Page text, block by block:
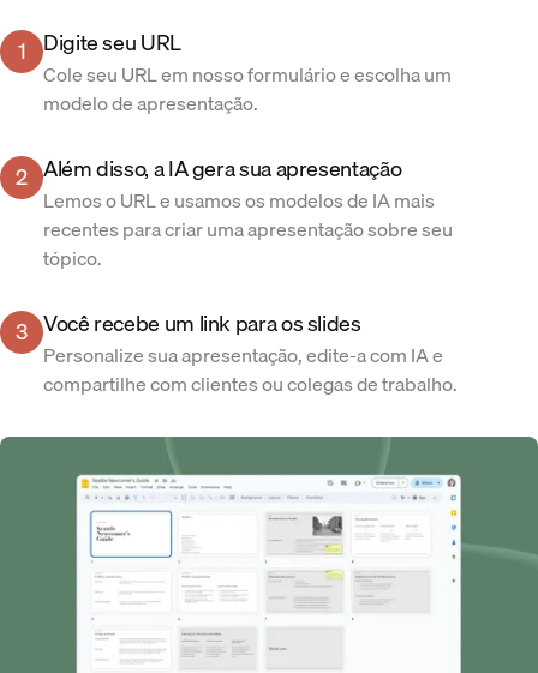
1 Digite seu URL
Cole seu URL em nosso formulário e escolha um
modelo de apresentação.
2 Além disso, a IA gera sua apresentação
Lemos o URL e usamos os modelos de IA mais
recentes para criar uma apresentação sobre seu
tópico.
3 Você recebe um link para os slides
Personalize sua apresentação, edite-a com IA e
compartilhe com clientes ou colegas de trabalho.